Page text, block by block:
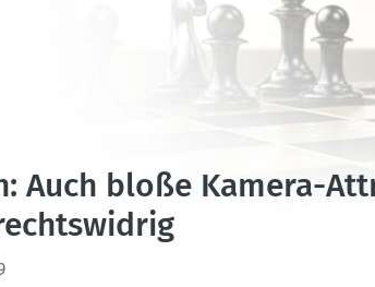
Auch bloße Kamera-